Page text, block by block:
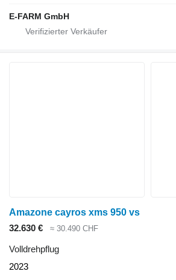
E-FARM GmbH
Amazone cayros xms 950 vs
32.630 €
≈ 30.490 CHF
Volldrehpflug
2023